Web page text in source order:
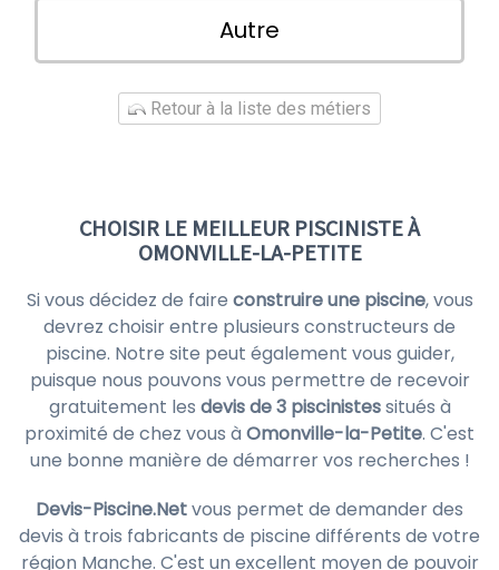
Autre
Retour à la liste des métiers
CHOISIR LE MEILLEUR PISCINISTE À
OMONVILLE-LA-PETITE
Si vous décidez de faire construire une piscine, vous
devrez choisir entre plusieurs constructeurs de
piscine. Notre site peut également vous guider,
puisque nous pouvons vous permettre de recevoir
gratuitement les devis de 3 piscinistessitués à
proximité de chez vous à Omonville-la-Petite. C'est
une bonne manière de démarrer vos recherches !
Devis-Piscine.Netvous permet de demander des
devis à trois fabricants de piscine différents de votre
région Manche. C'est un excellent moyen de pouvoir